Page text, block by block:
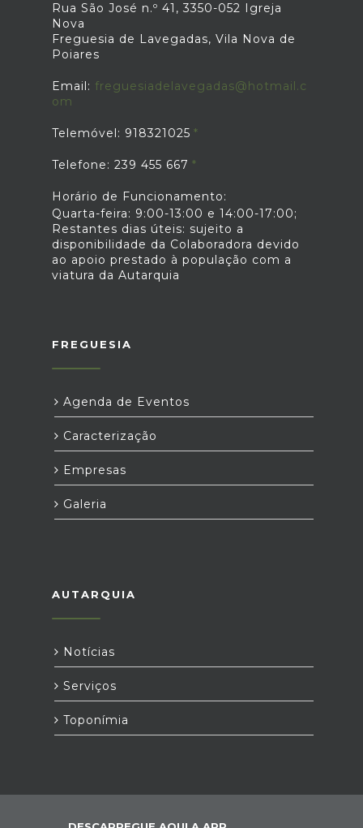
Rua São José n.º 41, 3350-052 Igreja
Nova
Freguesia de Lavegadas, Vila Nova de
Poiares
Email: freguesiadelavegadas@hotmail.c
om
Telemóvel: 918321025
Telefone: 239 455 667
Horário de Funcionamento:
Quarta-feira: 9:00-13:00 e 14:00-17:00;
Restantes dias úteis: sujeito a
disponibilidade da Colaboradora devido
ao apoio prestado à população com a
viatura da Autarquia
FREGUESIA
Agenda de Eventos
Caracterização
Empresas
Galeria
AUTARQUIA
Notícias
Serviços
Toponímia